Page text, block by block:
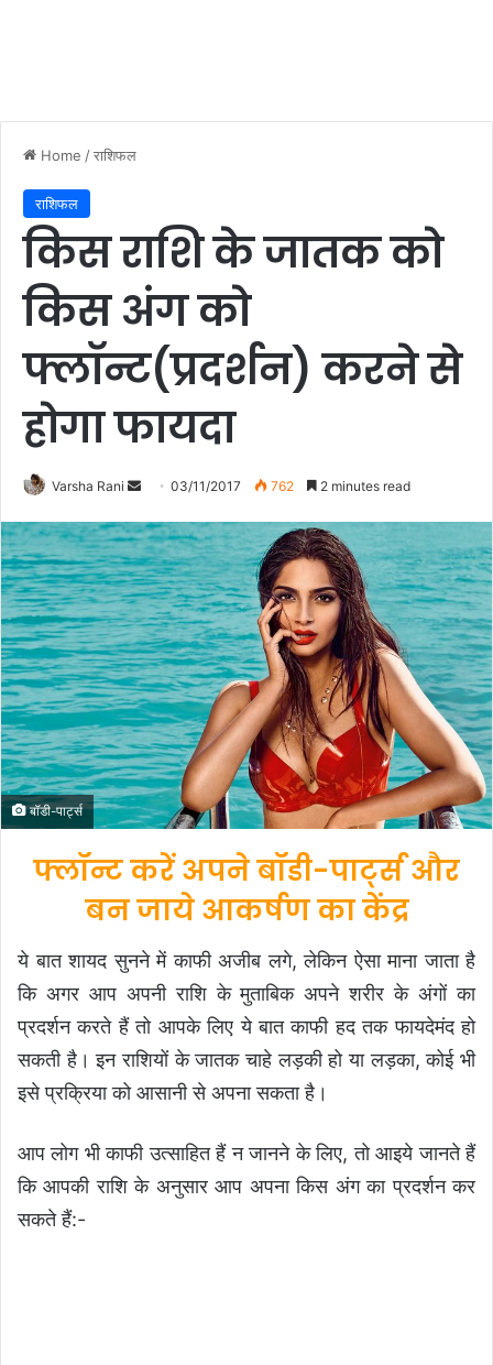
Home /राशिफल
राशिफल
किस राशि के जातक को
किस अंग को
फ्लॉन्ट(प्रदर्शन) करने से
होगा फायदा
Varsha Rani
n
d
a
n
e
m
a
i
l
03/11/2017 762 2 minutes read
बॉडी-पार्ट्स
फ्लॉन्ट करें अपने बॉडी-पार्ट्स और
बन जाये आकर्षण का केंद्र
ये बात शायद सुनने में काफी अजीब लगे, लेकिन ऐसा माना जाता है
कि अगर आप अपनी राशि के मुताबिक अपने शरीर के अंगों का
प्रदर्शन करते हैं तो आपके लिए ये बात काफी हद तक फायदेमंद हो
सकती है। इन राशियों के जातक चाहे लड़की हो या लड़का, कोई भी
इसे प्रक्रिया को आसानी से अपना सकता है।
आप लोग भी काफी उत्साहित हैं न जानने के लिए, तो आइये जानते हैं
कि आपकी राशि के अनुसार आप अपना किस अंग का प्रदर्शन कर
सकते हैं:-